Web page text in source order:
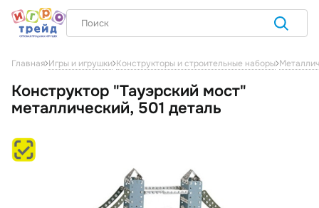
Главная Игры и игрушки Конструкторы и строительные наборы
Конструктор "Тауэрский мост"
металлический, 501 деталь